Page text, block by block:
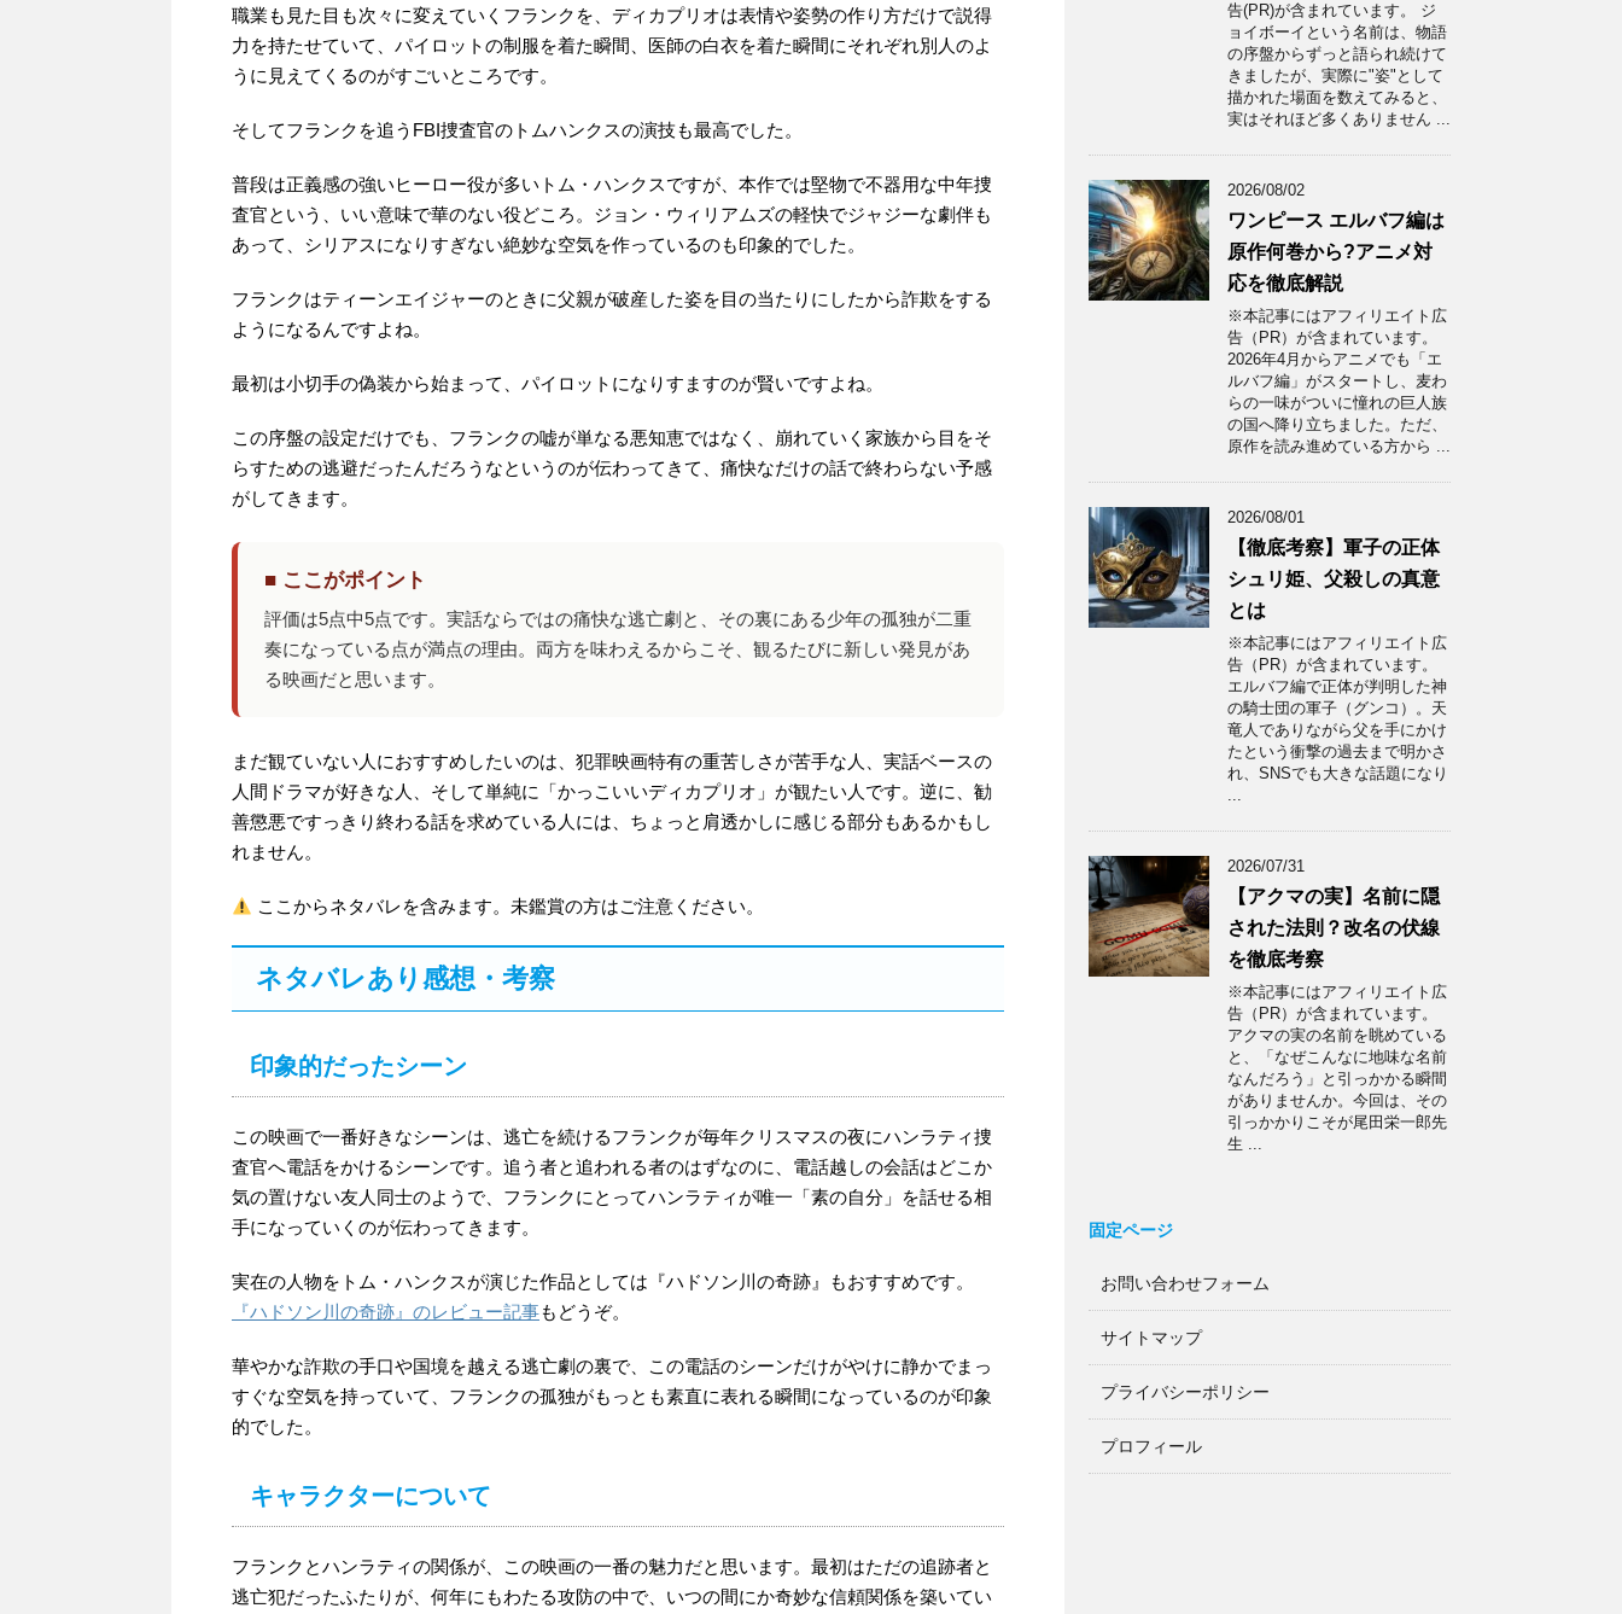
職業も見た目も次々に変えていくフランクを、ディカプリオは表情や姿勢の作り方だけで説得
力を持たせていて、パイロットの制服を着た瞬間、医師の白衣を着た瞬間にそれぞれ別人のよ
うに見えてくるのがすごいところです。
そしてフランクを追うFBI捜査官のトムハンクスの演技も最高でした。
普段は正義感の強いヒーロー役が多いトム・ハンクスですが、本作では堅物で不器用な中年捜
査官という、いい意味で華のない役どころ。ジョン・ウィリアムズの軽快でジャジーな劇伴も
あって、シリアスになりすぎない絶妙な空気を作っているのも印象的でした。
フランクはティーンエイジャーのときに父親が破産した姿を目の当たりにしたから詐欺をする
ようになるんですよね。
最初は小切手の偽装から始まって、パイロットになりすますのが賢いですよね。
この序盤の設定だけでも、フランクの嘘が単なる悪知恵ではなく、崩れていく家族から目をそ
らすための逃避だったんだろうなというのが伝わってきて、痛快なだけの話で終わらない予感
がしてきます。
■ ここがポイント
評価は5点中5点です。実話ならではの痛快な逃亡劇と、その裏にある少年の孤独が二重
奏になっている点が満点の理由。両方を味わえるからこそ、観るたびに新しい発見があ
る映画だと思います。
まだ観ていない人におすすめしたいのは、犯罪映画特有の重苦しさが苦手な人、実話ベースの
人間ドラマが好きな人、そして単純に「かっこいいディカプリオ」が観たい人です。逆に、勧
善懲悪ですっきり終わる話を求めている人には、ちょっと肩透かしに感じる部分もあるかもし
れません。
ここからネタバレを含みます。未鑑賞の方はご注意ください。
ネタバレあり感想・考察
印象的だったシーン
この映画で一番好きなシーンは、逃亡を続けるフランクが毎年クリスマスの夜にハンラティ捜
査官へ電話をかけるシーンです。追う者と追われる者のはずなのに、電話越しの会話はどこか
気の置けない友人同士のようで、フランクにとってハンラティが唯一「素の自分」を話せる相
手になっていくのが伝わってきます。
実在の人物をトム・ハンクスが演じた作品としては『ハドソン川の奇跡』もおすすめです。
『ハドソン川の奇跡』のレビュー記事もどうぞ。
華やかな詐欺の手口や国境を越える逃亡劇の裏で、この電話のシーンだけがやけに静かでまっ
すぐな空気を持っていて、フランクの孤独がもっとも素直に表れる瞬間になっているのが印象
的でした。
キャラクターについて
フランクとハンラティの関係が、この映画の一番の魅力だと思います。最初はただの追跡者と
逃亡犯だったふたりが、何年にもわたる攻防の中で、いつの間にか奇妙な信頼関係を築いてい
告(PR)が含まれています。 ジ
ョイボーイという名前は、物語
の序盤からずっと語られ続けて
きましたが、実際に"姿"として
描かれた場面を数えてみると、
実はそれほど多くありません ...
2026/08/02
ワンピース エルバフ編は
原作何巻から?アニメ対
応を徹底解説
※本記事にはアフィリエイト広
告（PR）が含まれています。
2026年4月からアニメでも「エ
ルバフ編」がスタートし、麦わ
らの一味がついに憧れの巨人族
の国へ降り立ちました。ただ、
原作を読み進めている方から ...
2026/08/01
【徹底考察】軍子の正体
シュリ姫、父殺しの真意
とは
※本記事にはアフィリエイト広
告（PR）が含まれています。
エルバフ編で正体が判明した神
の騎士団の軍子（グンコ）。天
竜人でありながら父を手にかけ
たという衝撃の過去まで明かさ
れ、SNSでも大きな話題になり
...
2026/07/31
【アクマの実】名前に隠
された法則？改名の伏線
を徹底考察
※本記事にはアフィリエイト広
告（PR）が含まれています。
アクマの実の名前を眺めている
と、「なぜこんなに地味な名前
なんだろう」と引っかかる瞬間
がありませんか。今回は、その
引っかかりこそが尾田栄一郎先
生 ...
固定ページ
お問い合わせフォーム
サイトマップ
プライバシーポリシー
プロフィール